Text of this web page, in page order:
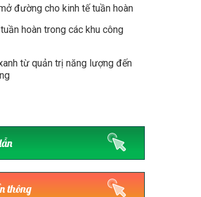
đường cho kinh tế tuần hoàn
hoàn trong các khu công
từ quản trị năng lượng đến
thông